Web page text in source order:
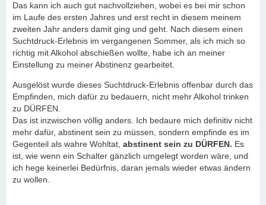
Das kann ich auch gut nachvollziehen, wobei es bei mir schon
im Laufe des ersten Jahres und erst recht in diesem meinem
zweiten Jahr anders damit ging und geht. Nach diesem einen
Suchtdruck-Erlebnis im vergangenen Sommer, als ich mich so
richtig mit Alkohol abschießen wollte, habe ich an meiner
Einstellung zu meiner Abstinenz gearbeitet.
Ausgelöst wurde dieses Suchtdruck-Erlebnis offenbar durch das
Empfinden, mich dafür zu bedauern, nicht mehr Alkohol trinken
zu DÜRFEN.
Das ist inzwischen völlig anders. Ich bedaure mich definitiv nicht
mehr dafür, abstinent sein zu müssen, sondern empfinde es im
Gegenteil als wahre Wohltat, abstinent sein zu DÜRFEN. Es
ist, wie wenn ein Schalter gänzlich umgelegt worden wäre, und
ich hege keinerlei Bedürfnis, daran jemals wieder etwas ändern
zu wollen.